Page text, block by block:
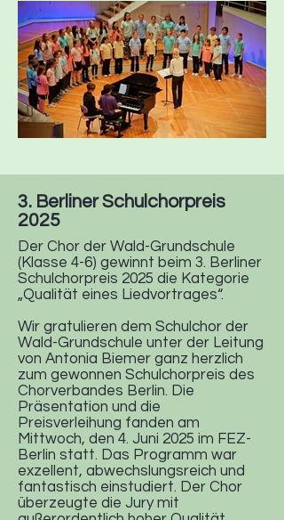
3. Berliner Schulchorpreis
2025
Der Chor der Wald-Grundschule
(Klasse 4-6) gewinnt beim 3. Berliner
Schulchorpreis 2025 die Kategorie
„Qualität eines Liedvortrages“.
Wir gratulieren dem Schulchor der
Wald-Grundschule unter der Leitung
von Antonia Biemer ganz herzlich
zum gewonnen Schulchorpreis des
Chorverbandes Berlin. Die
Präsentation und die
Preisverleihung fanden am
Mittwoch, den 4. Juni 2025 im FEZ-
Berlin statt. Das Programm war
exzellent, abwechslungsreich und
fantastisch einstudiert. Der Chor
überzeugte die Jury mit